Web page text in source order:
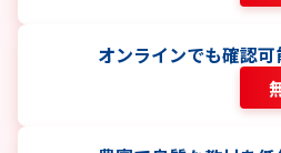
オンラインでも確認